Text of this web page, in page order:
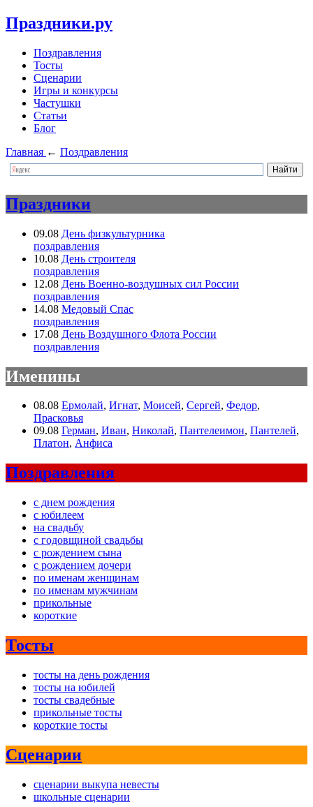
Праздники.ру
Поздравления
Тосты
Сценарии
Игры и конкурсы
Частушки
Статьи
Блог
Главная ← Поздравления
Праздники
09.08 День физкультурника
поздравления
10.08 День строителя
поздравления
12.08 День Военно-воздушных сил России
поздравления
14.08 Медовый Спас
поздравления
17.08 День Воздушного Флота России
поздравления
Именины
08.08 Ермолай, Игнат, Моисей, Сергей, Федор,
Прасковья
09.08 Герман, Иван, Николай, Пантелеимон, Пантелей,
Платон, Анфиса
Поздравления
с днем рождения
с юбилеем
на свадьбу
с годовщиной свадьбы
с рождением сына
с рождением дочери
по именам женщинам
по именам мужчинам
прикольные
короткие
Тосты
тосты на день рождения
тосты на юбилей
тосты свадебные
прикольные тосты
короткие тосты
Сценарии
сценарии выкупа невесты
школьные сценарии